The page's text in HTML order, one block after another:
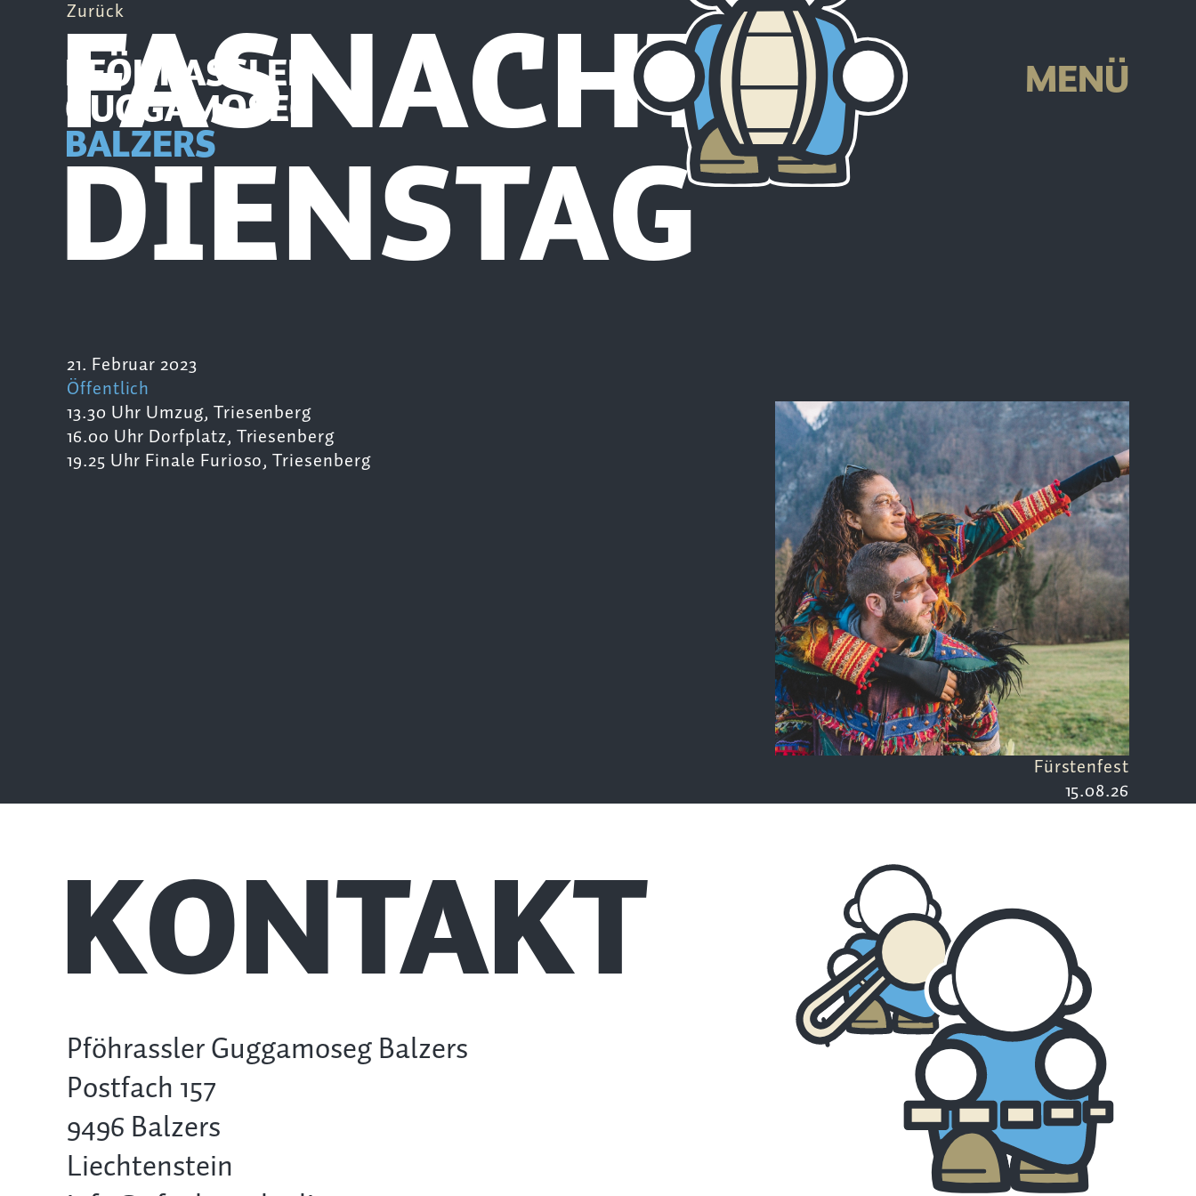
PFÖHRASSLER
GUGGAMOSEG
BALZERS
MENÜ
Zurück
FASNACHTS-
DIENSTAG
21. Februar 2023
Öffentlich
13.30 Uhr Umzug, Triesenberg
16.00 Uhr Dorfplatz, Triesenberg
19.25 Uhr Finale Furioso, Triesenberg
Fürstenfest
15.08.26
KONTAKT
Pföhrassler Guggamoseg Balzers
Postfach 157
9496 Balzers
Liechtenstein